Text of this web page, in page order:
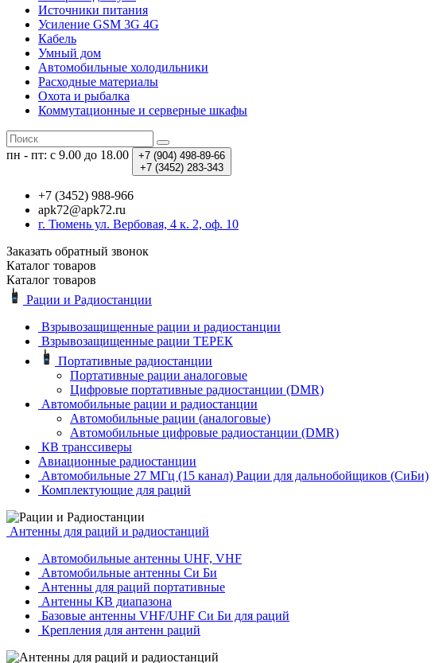
Источники питания
Усиление GSM 3G 4G
Кабель
Умный дом
Автомобильные холодильники
Расходные материалы
Охота и рыбалка
Коммутационные и серверные шкафы
пн - пт: с 9.00 до 18.00 +7 (904) 498-89-66
+7 (3452) 283-343
+7 (3452) 988-966
apk72@apk72.ru
г. Тюмень ул. Вербовая, 4 к. 2, оф. 10
Заказать обратный звонок
Каталог товаров
Каталог товаров
Рации и Радиостанции
Взрывозащищенные рации и радиостанции
Взрывозащищенные рации ТЕРЕК
Портативные радиостанции
Портативные рации аналоговые
Цифровые портативные радиостанции (DMR)
Автомобильные рации и радиостанции
Автомобильные рации (аналоговые)
Автомобильные цифровые радиостанции (DMR)
КВ транссиверы
Авиационные радиостанции
Автомобильные 27 МГц (15 канал) Рации для дальнобойщиков (СиБи)
Комплектующие для раций
Антенны для раций и радиостанций
Автомобильные антенны UHF, VHF
Автомобильные антенны Си Би
Антенны для раций портативные
Антенны КВ диапазона
Базовые антенны VHF/UHF Си Би для раций
Крепления для антенн раций